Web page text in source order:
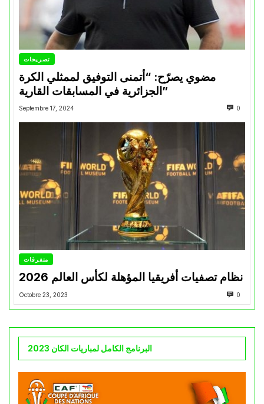
تصريحات
مضوي يصرّح: “أتمنى التوفيق لممثلي الكرة
الجزائرية في المسابقات القارية”
Septembre 17, 2024 0
متفرقات
نظام تصفيات أفريقيا المؤهلة لكأس العالم 2026
Octobre 23, 2023 0
البرنامج الكامل لمباريات الكان 2023